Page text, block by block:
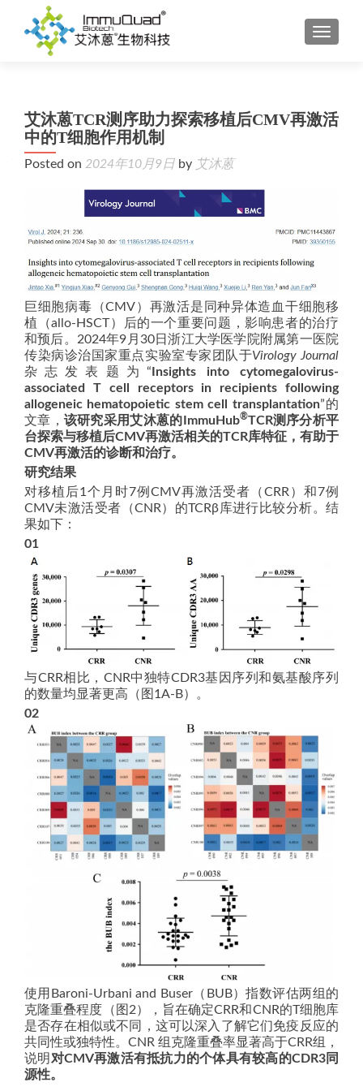
艾沐蒽TCR测序助力探索移植后CMV再激活
中的T细胞作用机制
Posted on 2024年10月9日 by 艾沐蒽
巨细胞病毒（CMV）再激活是同种异体造血干细胞移
植（allo-HSCT）后的一个重要问题，影响患者的治疗
和预后。2024年9月30日浙江大学医学院附属第一医院
传染病诊治国家重点实验室专家团队于Virology Journal
杂志发表题为“ Insights into cytomegalovirus-
associated T cell receptors in recipients following
allogeneic hematopoietic stem cell transplantation”的
文章， 该研究采用艾沐蒽的ImmuHub®TCR测序分析平
台探索与移植后CMV再激活相关的TCR库特征，有助于
CMV再激活的诊断和治疗。
研究结果
对移植后1个月时7例CMV再激活受者（CRR）和7例
CMV未激活受者（CNR）的TCRβ库进行比较分析。结
果如下：
01
与CRR相比，CNR中独特CDR3基因序列和氨基酸序列
的数量均显著更高（图1A-B）。
02
使用Baroni-Urbani and Buser（BUB）指数评估两组的
克隆重叠程度（图2），旨在确定CRR和CNR的T细胞库
是否存在相似或不同，这可以深入了解它们免疫反应的
共同性或独特性。CNR 组克隆重叠率显著高于CRR组，
说明 对CMV再激活有抵抗力的个体具有较高的CDR3同
源性。